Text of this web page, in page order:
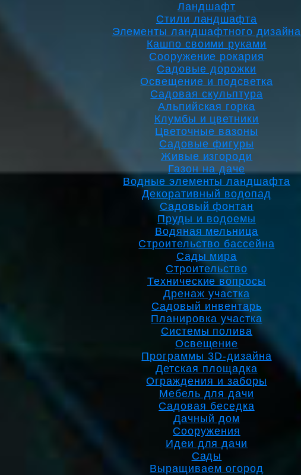
Ландшафт
Стили ландшафта
Элементы ландшафтного дизайна
Кашпо своими руками
Сооружение рокария
Садовые дорожки
Освещение и подсветка
Садовая скульптура
Альпийская горка
Клумбы и цветники
Цветочные вазоны
Садовые фигуры
Живые изгороди
Газон на даче
Водные элементы ландшафта
Декоративный водопад
Садовый фонтан
Пруды и водоемы
Водяная мельница
Строительство бассейна
Сады мира
Строительство
Технические вопросы
Дренаж участка
Садовый инвентарь
Планировка участка
Системы полива
Освещение
Программы 3D-дизайна
Детская площадка
Ограждения и заборы
Мебель для дачи
Садовая беседка
Дачный дом
Сооружения
Идеи для дачи
Сады
Выращиваем огород